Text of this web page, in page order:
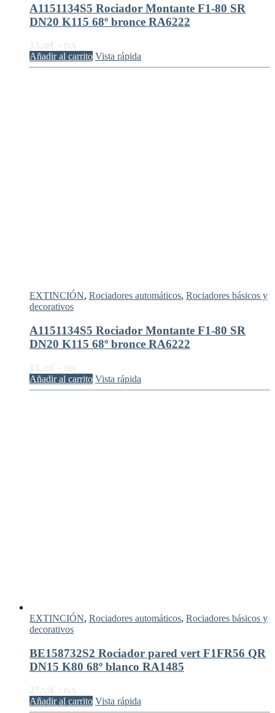
A1151134S5 Rociador Montante F1-80 SR
DN20 K115 68º bronce RA6222
13,38€ + IVA
Añadir al carrito Vista rápida
EXTINCIÓN, Rociadores automáticos, Rociadores básicos y
decorativos
A1151134S5 Rociador Montante F1-80 SR
DN20 K115 68º bronce RA6222
13,38€ + IVA
Añadir al carrito Vista rápida
EXTINCIÓN, Rociadores automáticos, Rociadores básicos y
decorativos
BE158732S2 Rociador pared vert F1FR56 QR
DN15 K80 68º blanco RA1485
27,55€ + IVA
Añadir al carrito Vista rápida